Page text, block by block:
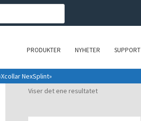
PRODUKTER NYHETER SUPPORT
NexSplint»
Viser det ene resultatet